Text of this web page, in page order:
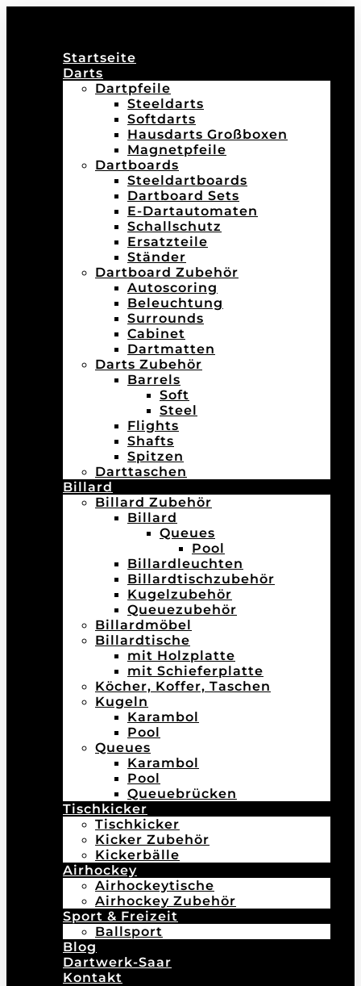
Startseite
Darts
Dartpfeile
Steeldarts
Softdarts
Hausdarts Großboxen
Magnetpfeile
Dartboards
Steeldartboards
Dartboard Sets
E-Dartautomaten
Schallschutz
Ersatzteile
Ständer
Dartboard Zubehör
Autoscoring
Beleuchtung
Surrounds
Cabinet
Dartmatten
Darts Zubehör
Barrels
Soft
Steel
Flights
Shafts
Spitzen
Darttaschen
Billard
Billard Zubehör
Billard
Queues
Pool
Billardleuchten
Billardtischzubehör
Kugelzubehör
Queuezubehör
Billardmöbel
Billardtische
mit Holzplatte
mit Schieferplatte
Köcher, Koffer, Taschen
Kugeln
Karambol
Pool
Queues
Karambol
Pool
Queuebrücken
Tischkicker
Tischkicker
Kicker Zubehör
Kickerbälle
Airhockey
Airhockeytische
Airhockey Zubehör
Sport & Freizeit
Ballsport
Blog
Dartwerk-Saar
Kontakt